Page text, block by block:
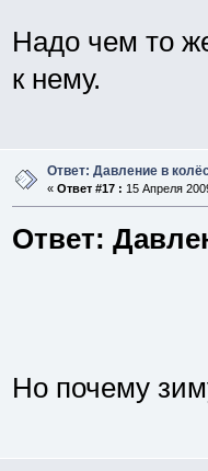
Надо чем то
к нему.
Ответ: Давление в
« Ответ #17 : 15 Апреля
Ответ:
Но почему